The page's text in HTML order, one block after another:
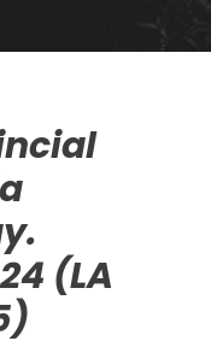
(LA